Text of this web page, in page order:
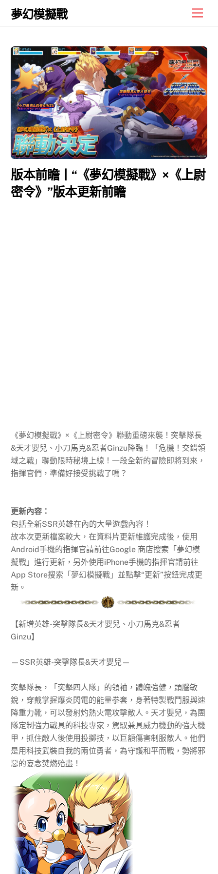
Skip
夢幻模擬戰
版本前瞻丨“《夢幻模擬戰》×《上尉
密令》”版本更新前瞻
《夢幻模擬戰》×《上尉密令》聯動重磅來襲！突擊隊長
&天才嬰兒、小刀馬克&忍者Ginzu降臨！「危機！交錯領
域之戰」聯動限時秘境上線！一段全新的冒險即將到來，
指揮官們，準備好接受挑戰了嗎？
更新內容：
包括全新SSR英雄在內的大量遊戲內容！
故本次更新檔案較大，在資料片更新維護完成後，使用
Android手機的指揮官請前往Google 商店搜索「夢幻模
擬戰」進行更新，另外使用iPhone手機的指揮官請前往
App Store搜索「夢幻模擬戰」並點擊“更新”按鈕完成更
新。
【新增英雄-突擊隊長&天才嬰兒、小刀馬克&忍者
Ginzu】
—SSR英雄-突擊隊長&天才嬰兒—
突擊隊長，「突擊四人隊」的領袖，體魄強健，頭腦敏
銳，穿戴掌握爆炎閃電的能量拳套，身著特製戰鬥服與速
降重力靴，可以發射灼熱火電攻擊敵人。天才嬰兒，為團
隊定制強力戰具的科技專家，駕馭兼具威力機動的強大機
甲，抓住敵人後使用投擲技，以巨額傷害制服敵人。他們
是用科技武裝自我的兩位勇者，為守護和平而戰，勢將邪
惡的妄念焚燃殆盡！